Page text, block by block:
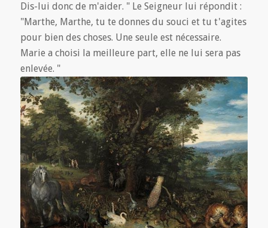
Dis-lui donc de m'aider. " Le Seigneur lui répondit :
"Marthe, Marthe, tu te donnes du souci et tu t'agites
pour bien des choses. Une seule est nécessaire.
Marie a choisi la meilleure part, elle ne lui sera pas
enlevée. "